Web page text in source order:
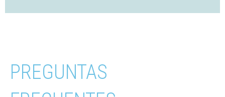
PREGUNTAS